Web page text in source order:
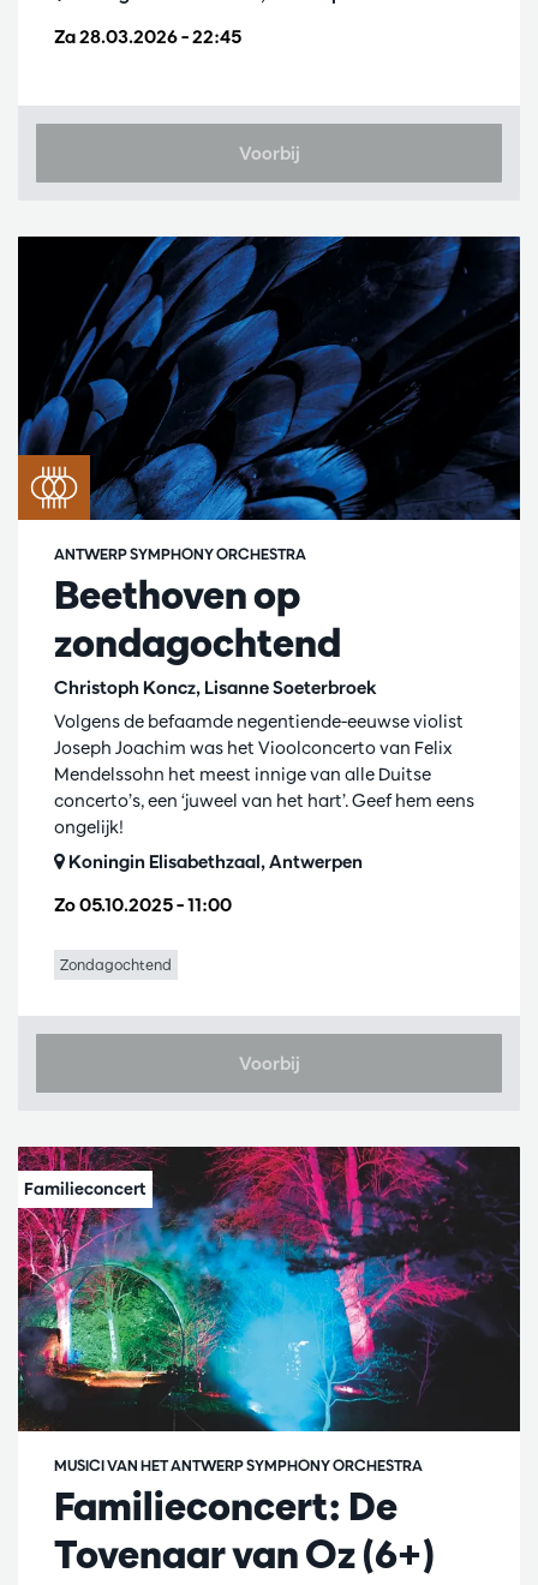
Za 28.03.2026– 22:45
Voorbij
Beethoven op
zondagochtend
Christoph Koncz, Lisanne Soeterbroek
ANTWERP SYMPHONY ORCHESTRA
Zo 05.10.2025– 11:00
Volgens de befaamde negentiende-eeuwse violist
Joseph Joachim was het Vioolconcerto van Felix
Mendelssohn het meest innige van alle Duitse
concerto’s, een ‘juweel van het hart’. Geef hem eens
ongelijk!
Koningin Elisabethzaal, Antwerpen
Zondagochtend
Voorbij
Familieconcert: De
Tovenaar van Oz (6+)
MUSICI VAN HET ANTWERP SYMPHONY ORCHESTRA